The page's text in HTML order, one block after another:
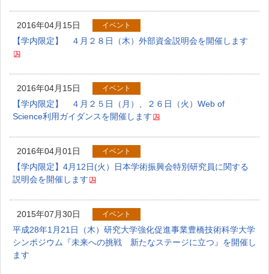
2016年04月15日 イベント
【学内限定】 ４月２８日（木）外部資金説明会を開催します
2016年04月15日 イベント
【学内限定】 ４月２５日（月）、２６日（火）Web of
Science利用ガイダンスを開催します
2016年04月01日 イベント
【学内限定】4月12日(火）日本学術振興会特別研究員に関する
説明会を開催します
2015年07月30日 イベント
平成28年1月21日（木）研究大学強化促進事業豊橋技術科学大学
シンポジウム『未来への挑戦 新たなステージに立つ』を開催し
ます